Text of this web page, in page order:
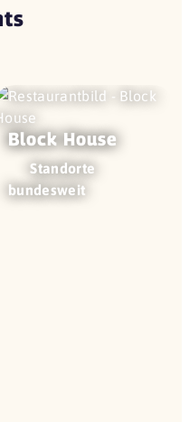
Block House
Standorte
bundesweit